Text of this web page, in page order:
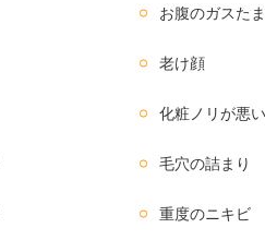
お腹のガスた
老け顔
化粧ノリが悪い
毛穴の詰まり
重度のニキビ